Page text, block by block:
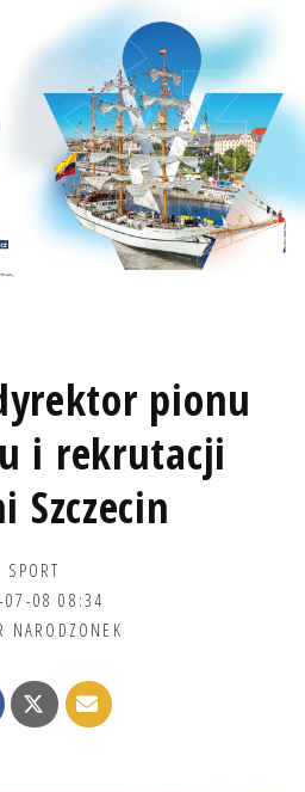
pionu
i rekrutacji
Szczecin
SPORT
07-08 08:34
NARODZONEK